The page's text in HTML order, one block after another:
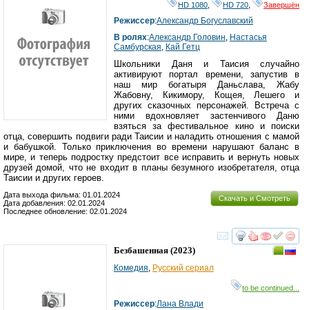
HD 1080 HD 720 Завершён
Режиссер:Александр Богуславский
В ролях:Александр Головин, Настасья
Самбурская, Кай Гетц
Школьники Даня и Таисия случайно
активируют портал времени, запустив в
наш мир богатыря Даньслава, Жабу
Жабовну, Кикимору, Кощея, Лешего и
других сказочных персонажей. Встреча с
ними вдохновляет застенчивого Даню
взяться за фестивальное кино и поиски
отца, совершить подвиги ради Таисии и наладить отношения с мамой
и бабушкой. Только приключения во времени нарушают баланс в
мире, и теперь подростку предстоит все исправить и вернуть новых
друзей домой, что не входит в планы безумного изобретателя, отца
Таисии и других героев.
Скачать и Смотреть
Дата выхода фильма: 01.01.2024
Дата добавления: 02.01.2024
Последнее обновление: 02.01.2024
смотреть
Безбашенная (2023)
Комедия, Русский сериал
to be continued...
Режиссер:Лана Влади